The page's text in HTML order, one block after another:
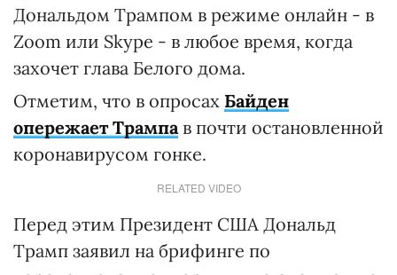
Дональдом Трампом в режиме онлайн - в
Zoom или Skype - в любое время, когда
захочет глава Белого дома.
Отметим, что в опросах Байден
опережает Трампав почти остановленной
коронавирусом гонке.
RELATED VIDEO
Перед этим Президент США Дональд
Трамп заявил на брифинге по